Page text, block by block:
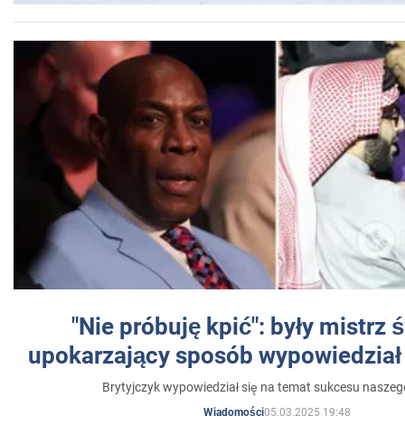
"Nie próbuję kpić": były mistrz
upokarzający sposób
Brytyjczyk wypowiedział się na temat sukcesu
Wiadomości05.03.2025 19:48